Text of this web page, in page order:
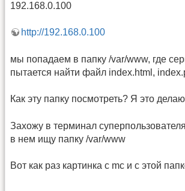
192.168.0.100
http://192.168.0.100
мы попадаем в папку /var/www, где
пытается найти файл index.html,
Как эту папку посмотреть? Я это
Захожу в терминал
в нем ищу папку /var/www
Вот как раз картинка с mc и c этой